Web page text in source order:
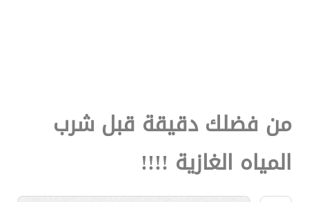
من فضلك دقيقة قبل شرب
المياه الغازية !!!!